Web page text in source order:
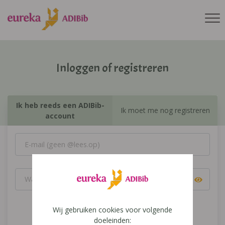
Inloggen of registreren
Ik heb reeds een ADIBib-
account
Ik moet me nog registreren
Inloggen
Wij gebruiken cookies voor volgende
doeleinden: